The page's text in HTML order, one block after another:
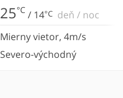
25°C / 14°C deň / noc
Mierny vietor, 4m/s
Severo-východný